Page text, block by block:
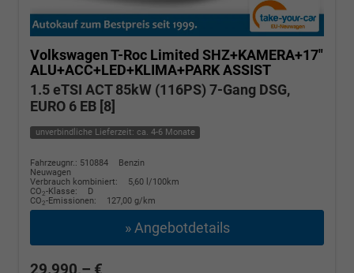
Volkswagen T-Roc Limited SHZ+KAMERA+17"
ALU+ACC+LED+KLIMA+PARK ASSIST
1.5 eTSI ACT 85kW (116PS) 7-Gang DSG,
EURO 6 EB [8]
unverbindliche Lieferzeit: ca. 4-6 Monate
Fahrzeugnr.: 510884
Benzin
Neuwagen
Verbrauch kombiniert:
5,60 l/100km
CO2-Klasse:
D
CO2-Emissionen: 127,00 g/km
» Angebotdetails